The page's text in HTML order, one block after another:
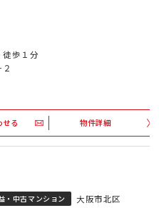
歩１分
せる 物件詳細
・中古マンション 大阪市北区